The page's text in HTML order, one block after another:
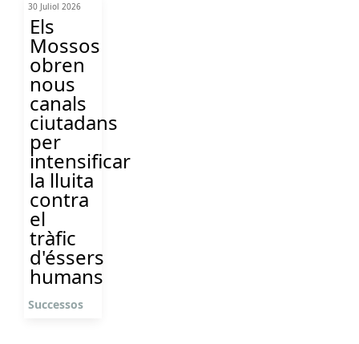
30 Juliol 2026
Els
Mossos
obren
nous
canals
ciutadans
per
intensificar
la lluita
contra
el
tràfic
d'éssers
humans
Successos